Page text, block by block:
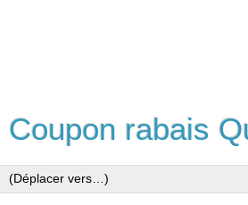
Coupon rabais